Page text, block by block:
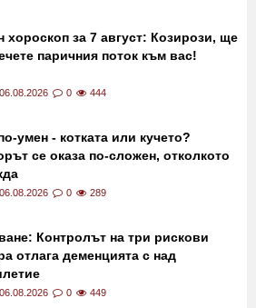
хороскоп за 7 август: Козирози, ще
паричния поток към вас!
0 444
умен - котката или кучето?
се оказа по-сложен, отколкото
0 289
Контролът на три рискови
отлага деменцията с над
0 449